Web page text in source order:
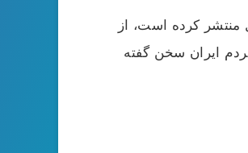
کرده است، از
ایران سخن گفته